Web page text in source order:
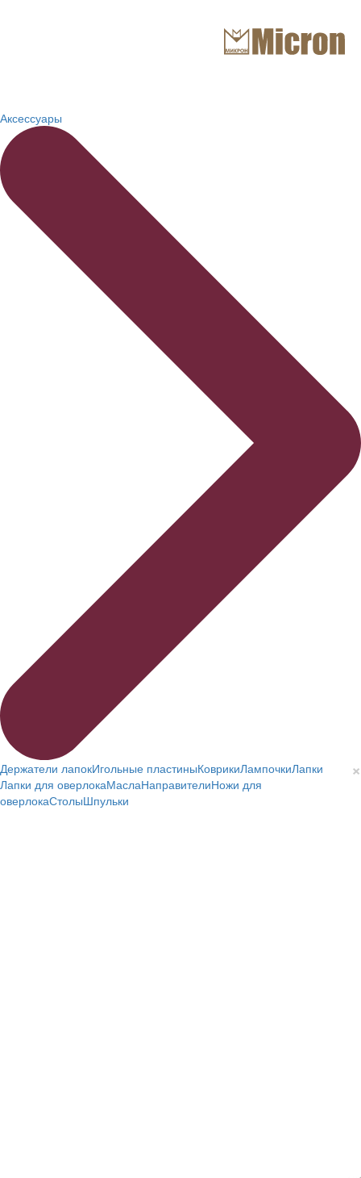
Аксессуары
Держатели лапокИгольные пластиныКоврикиЛампочкиЛапки ×
Лапки для оверлокаМаслаНаправителиНожи для
оверлокаСтолыШпульки